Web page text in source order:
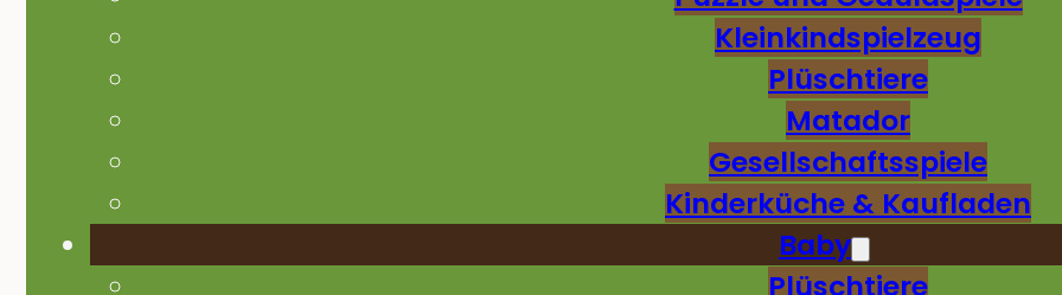
Kleinkindspielzeug
Plüschtiere
Matador
Gesellschaftsspiele
Kinderküche & Kaufladen
Baby
Plüschtiere